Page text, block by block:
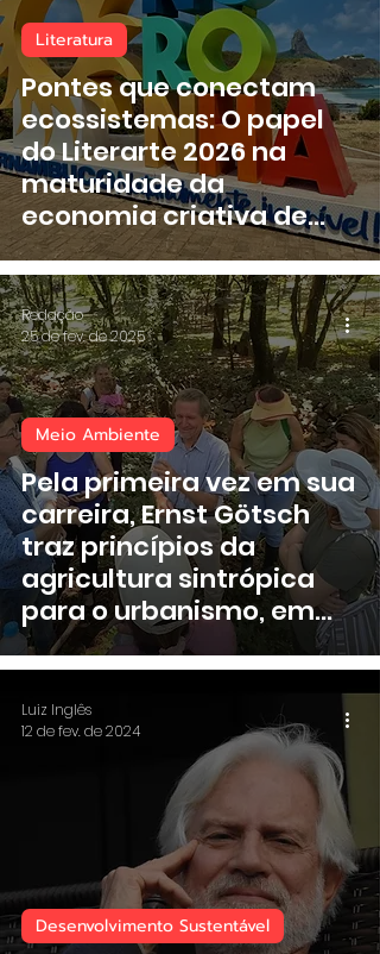
Pontes que conectam
ecossistemas: O papel
do Literarte 2026 na
maturidade da
economia criativa de
Fernando de Noronha
Literatura
Pela primeira vez em sua
carreira, Ernst Götsch
traz princípios da
agricultura sintrópica
para o urbanismo, em
Goiânia
Meio Ambiente
Redação
25 de fev. de 2025
Desenvolvimento Sustentável
Luiz Inglês
12 de fev. de 2024